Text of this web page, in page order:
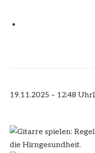
19.11.2025 – 12:48 Uhr